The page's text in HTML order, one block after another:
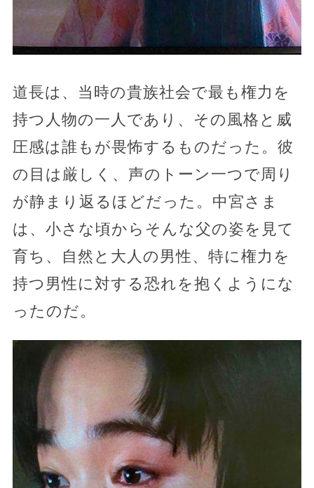
道長は、当時の貴族社会で最も権力を
持つ人物の一人であり、その風格と威
圧感は誰もが畏怖するものだった。彼
の目は厳しく、声のトーン一つで周り
が静まり返るほどだった。中宮さま
は、小さな頃からそんな父の姿を見て
育ち、自然と大人の男性、特に権力を
持つ男性に対する恐れを抱くようにな
ったのだ。